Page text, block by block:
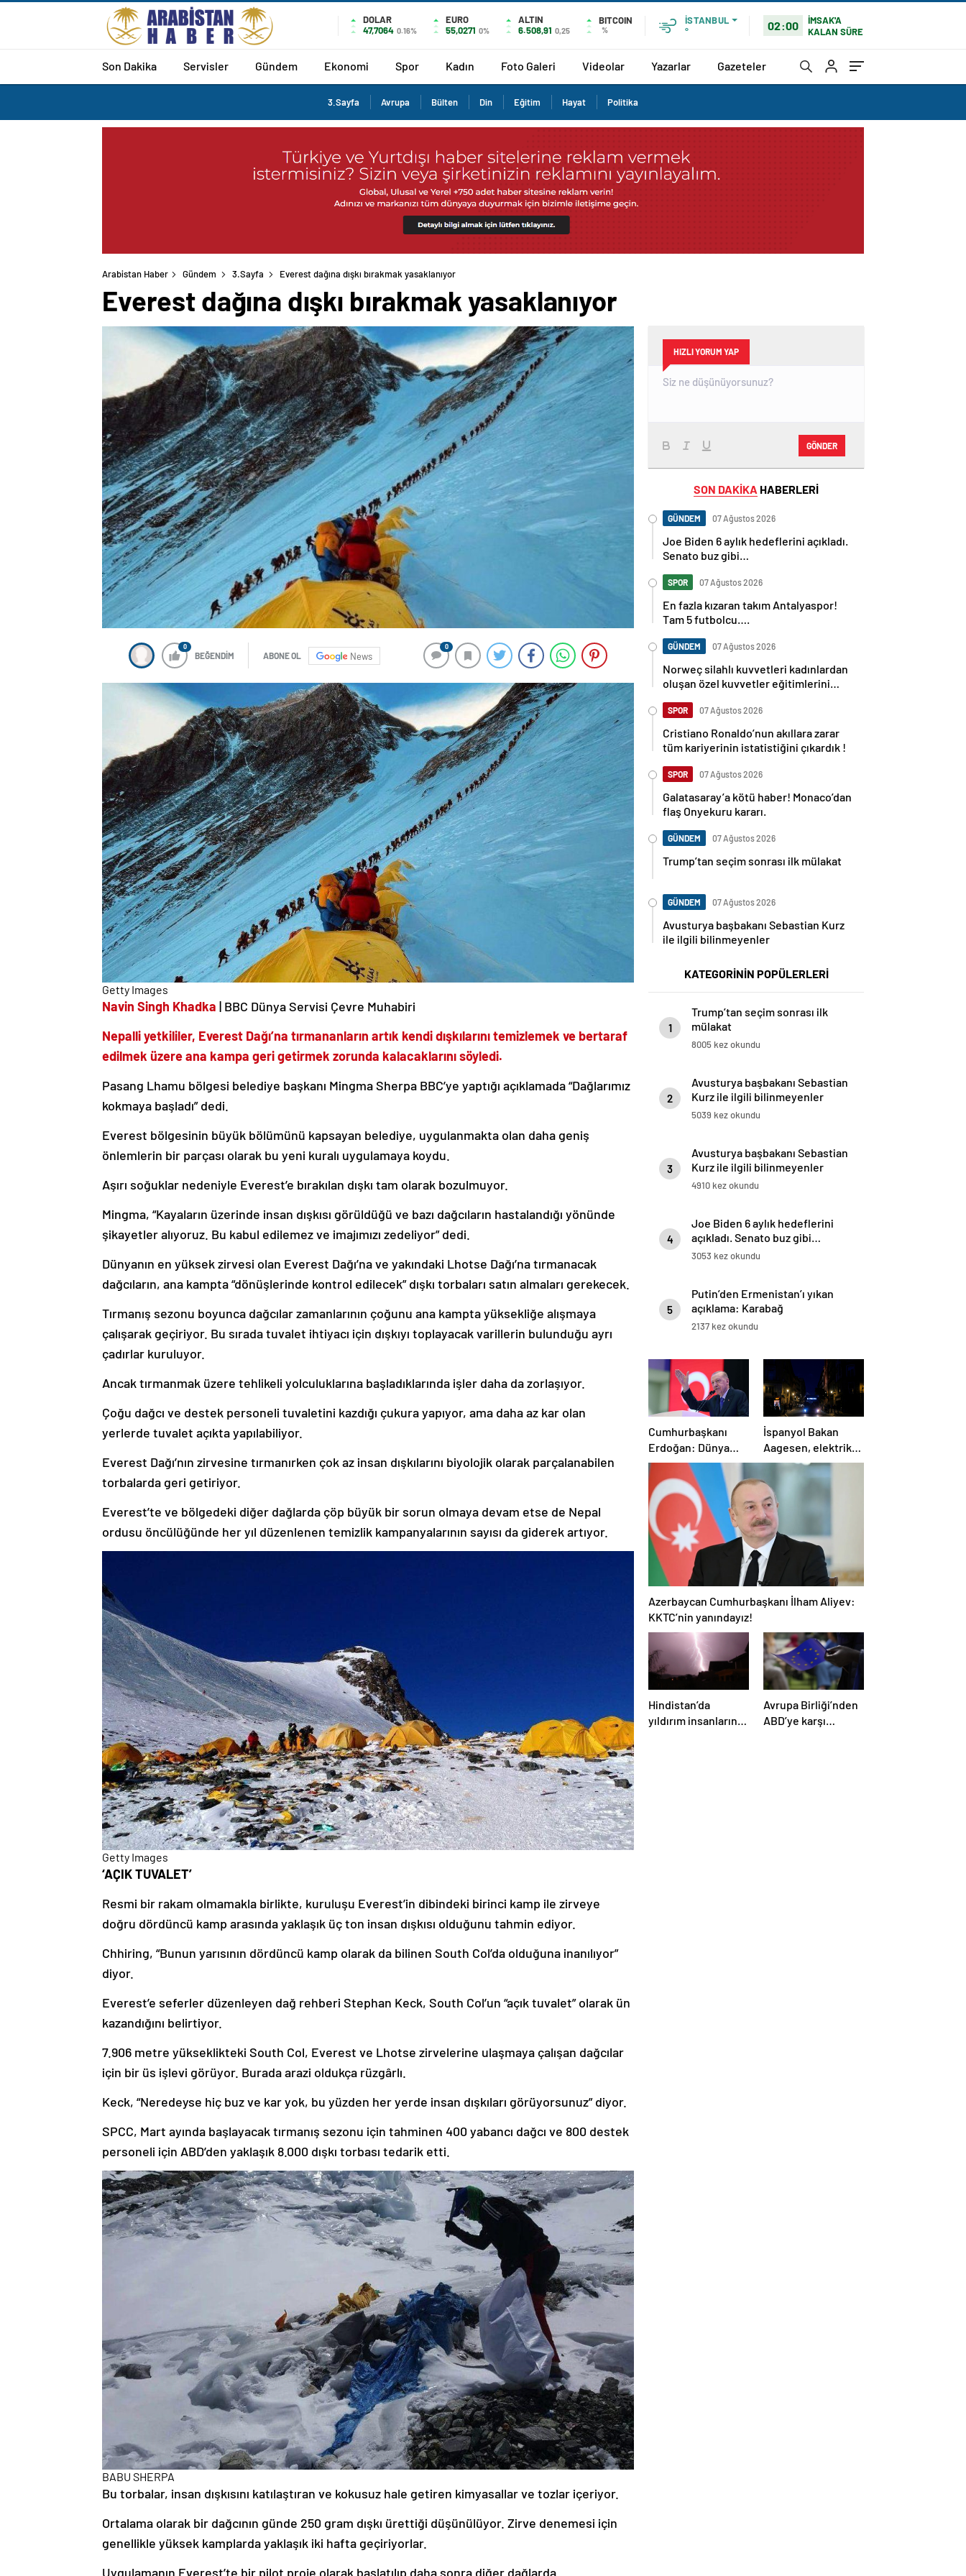
DOLAR
47,7064 0.16%
EURO
55,0271 0%
ALTIN
6.508,91 0,25
BITCOIN
%
İSTANBUL
°
02:00
İMSAK'A
KALAN SÜRE
Son Dakika Servisler Gündem Ekonomi Spor Kadın Foto Galeri Videolar Yazarlar Gazeteler
3.Sayfa Avrupa Bülten Din Eğitim Hayat Politika
Arabistan Haber Gündem 3.Sayfa Everest dağına dışkı bırakmak yasaklanıyor
Everest dağına dışkı bırakmak yasaklanıyor
0
BEĞENDİM ABONE OL News
0
Getty Images
Navin Singh Khadka | BBC Dünya Servisi Çevre Muhabiri
Nepalli yetkililer, Everest Dağı’na tırmananların artık kendi dışkılarını temizlemek ve bertaraf
edilmek üzere ana kampa geri getirmek zorunda kalacaklarını söyledi.
Pasang Lhamu bölgesi belediye başkanı Mingma Sherpa BBC’ye yaptığı açıklamada “Dağlarımız
kokmaya başladı” dedi.
Everest bölgesinin büyük bölümünü kapsayan belediye, uygulanmakta olan daha geniş
önlemlerin bir parçası olarak bu yeni kuralı uygulamaya koydu.
Aşırı soğuklar nedeniyle Everest’e bırakılan dışkı tam olarak bozulmuyor.
Mingma, “Kayaların üzerinde insan dışkısı görüldüğü ve bazı dağcıların hastalandığı yönünde
şikayetler alıyoruz. Bu kabul edilemez ve imajımızı zedeliyor” dedi.
Dünyanın en yüksek zirvesi olan Everest Dağı’na ve yakındaki Lhotse Dağı’na tırmanacak
dağcıların, ana kampta “dönüşlerinde kontrol edilecek” dışkı torbaları satın almaları gerekecek.
Tırmanış sezonu boyunca dağcılar zamanlarının çoğunu ana kampta yüksekliğe alışmaya
çalışarak geçiriyor. Bu sırada tuvalet ihtiyacı için dışkıyı toplayacak varillerin bulunduğu ayrı
çadırlar kuruluyor.
Ancak tırmanmak üzere tehlikeli yolculuklarına başladıklarında işler daha da zorlaşıyor.
Çoğu dağcı ve destek personeli tuvaletini kazdığı çukura yapıyor, ama daha az kar olan
yerlerde tuvalet açıkta yapılabiliyor.
Everest Dağı’nın zirvesine tırmanırken çok az insan dışkılarını biyolojik olarak parçalanabilen
torbalarda geri getiriyor.
Everest’te ve bölgedeki diğer dağlarda çöp büyük bir sorun olmaya devam etse de Nepal
ordusu öncülüğünde her yıl düzenlenen temizlik kampanyalarının sayısı da giderek artıyor.
Getty Images
‘AÇIK TUVALET’
Resmi bir rakam olmamakla birlikte, kuruluşu Everest’in dibindeki birinci kamp ile zirveye
doğru dördüncü kamp arasında yaklaşık üç ton insan dışkısı olduğunu tahmin ediyor.
Chhiring, “Bunun yarısının dördüncü kamp olarak da bilinen South Col’da olduğuna inanılıyor”
diyor.
Everest’e seferler düzenleyen dağ rehberi Stephan Keck, South Col’un “açık tuvalet” olarak ün
kazandığını belirtiyor.
7.906 metre yükseklikteki South Col, Everest ve Lhotse zirvelerine ulaşmaya çalışan dağcılar
için bir üs işlevi görüyor. Burada arazi oldukça rüzgârlı.
Keck, “Neredeyse hiç buz ve kar yok, bu yüzden her yerde insan dışkıları görüyorsunuz” diyor.
SPCC, Mart ayında başlayacak tırmanış sezonu için tahminen 400 yabancı dağcı ve 800 destek
personeli için ABD’den yaklaşık 8.000 dışkı torbası tedarik etti.
BABU SHERPA
Bu torbalar, insan dışkısını katılaştıran ve kokusuz hale getiren kimyasallar ve tozlar içeriyor.
Ortalama olarak bir dağcının günde 250 gram dışkı ürettiği düşünülüyor. Zirve denemesi için
genellikle yüksek kamplarda yaklaşık iki hafta geçiriyorlar.
Uygulamanın Everest’te bir pilot proje olarak başlatılıp daha sonra diğer dağlarda
HIZLI YORUM YAP
GÖNDER
SON DAKİKA HABERLERİ
GÜNDEM 07 Ağustos 2026
Joe Biden 6 aylık hedeflerini açıkladı.
Senato buz gibi…
SPOR 07 Ağustos 2026
En fazla kızaran takım Antalyaspor!
Tam 5 futbolcu….
GÜNDEM 07 Ağustos 2026
Norweç silahlı kuvvetleri kadınlardan
oluşan özel kuvvetler eğitimlerini
SPOR 07 Ağustos 2026
Cristiano Ronaldo’nun akıllara zarar
tüm kariyerinin istatistiğini çıkardık !
SPOR 07 Ağustos 2026
Galatasaray’a kötü haber! Monaco’dan
flaş Onyekuru kararı.
GÜNDEM 07 Ağustos 2026
Trump’tan seçim sonrası ilk mülakat
GÜNDEM 07 Ağustos 2026
Avusturya başbakanı Sebastian Kurz
ile ilgili bilinmeyenler
KATEGORİNİN POPÜLERLERİ
1
Trump’tan seçim sonrası ilk
mülakat
8005 kez okundu
2
Avusturya başbakanı Sebastian
Kurz ile ilgili bilinmeyenler
5039 kez okundu
3
Avusturya başbakanı Sebastian
Kurz ile ilgili bilinmeyenler
4910 kez okundu
4
Joe Biden 6 aylık hedeflerini
açıkladı. Senato buz gibi…
3053 kez okundu
5
Putin’den Ermenistan’ı yıkan
açıklama: Karabağ
Azerbaycan’ın ayrılmaz bir
2137 kez okundu
Cumhurbaşkanı
Erdoğan: Dünya
İsrail’den büyüktür
İspanyol Bakan
Aagesen, elektrik
kesintisinin
nedeninin
belirlenmesinin
“günler süreceğini”
belirtti
Azerbaycan Cumhurbaşkanı İlham Aliyev:
KKTC’nin yanındayız!
Hindistan’da
yıldırım insanların
Avrupa Birliği’nden
ABD’ye karşı